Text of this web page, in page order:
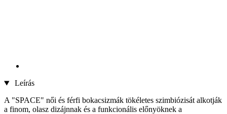
Leírás
A "SPACE" női és férfi bokacsizmák tökéletes szimbiózisát alkotják
a finom, olasz dizájnnak és a funkcionális előnyöknek a